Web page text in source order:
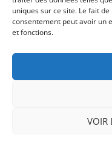
uniques sur ce site. Le fait
consentement peut avoir un
et fonctions.
VOIR